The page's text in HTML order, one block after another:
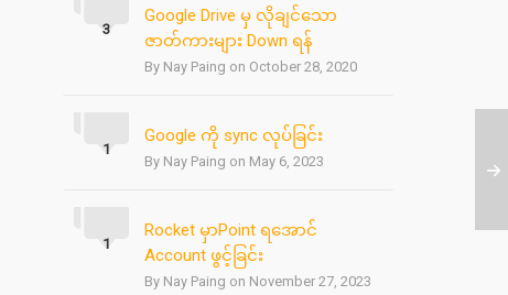
Google Drive မှ လိုချင်သော
ဇာတ်ကားများ Down ရန်
By Nay Paing on October 28, 2020
3
Google ကို sync လုပ်ခြင်း
By Nay Paing on May 6, 2023
1
Rocket မှာPoint ရအောင်
Account ဖွင့်ခြင်း
By Nay Paing on November 27, 2023
1